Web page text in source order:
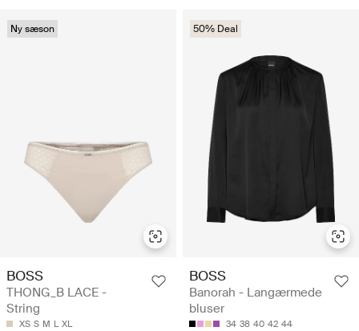
Ny sæson
BOSS
THONG_B LACE -
String
XS S M L XL
50% Deal
BOSS
Banorah - Langærmede
bluser
34 38 40 42 44